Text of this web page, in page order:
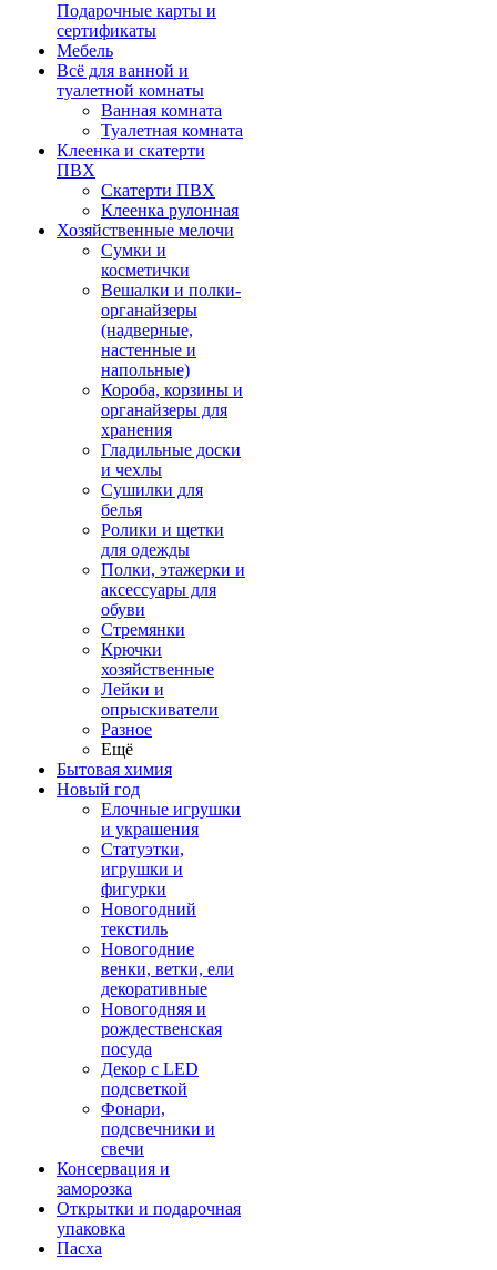
Подарочные карты и
сертификаты
Мебель
Всё для ванной и
туалетной комнаты
Ванная комната
Туалетная комната
Клеенка и скатерти
ПВХ
Скатерти ПВХ
Клеенка рулонная
Хозяйственные мелочи
Сумки и
косметички
Вешалки и полки-
органайзеры
(надверные,
настенные и
напольные)
Короба, корзины и
органайзеры для
хранения
Гладильные доски
и чехлы
Сушилки для
белья
Ролики и щетки
для одежды
Полки, этажерки и
аксессуары для
обуви
Стремянки
Крючки
хозяйственные
Лейки и
опрыскиватели
Разное
Ещё
Бытовая химия
Новый год
Елочные игрушки
и украшения
Статуэтки,
игрушки и
фигурки
Новогодний
текстиль
Новогодние
венки, ветки, ели
декоративные
Новогодняя и
рождественская
посуда
Декор с LED
подсветкой
Фонари,
подсвечники и
свечи
Консервация и
заморозка
Открытки и подарочная
упаковка
Пасха